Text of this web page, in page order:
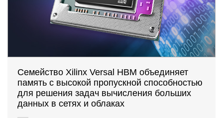
Семейство Xilinx Versal HBM объединяет
память с высокой пропускной способностью
для решения задач вычисления больших
данных в сетях и облаках